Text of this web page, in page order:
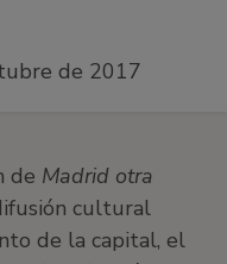
de 2017
de Madrid otra
cultural
de la capital, el